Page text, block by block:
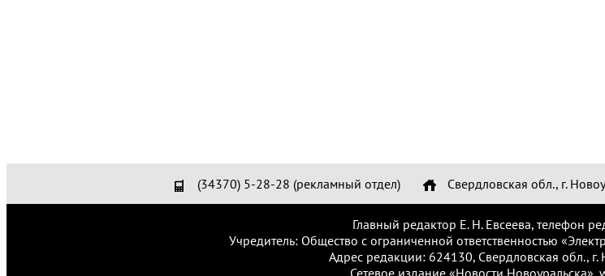
(34370) 5-28-28 (рекламный отдел) Свердловская обл., г.
Главный редактор Е. Н. Евсеева, телефон
Учредитель: Общество с ограниченной ответственностью
Адрес редакции: 624130, Свердловская обл., г.